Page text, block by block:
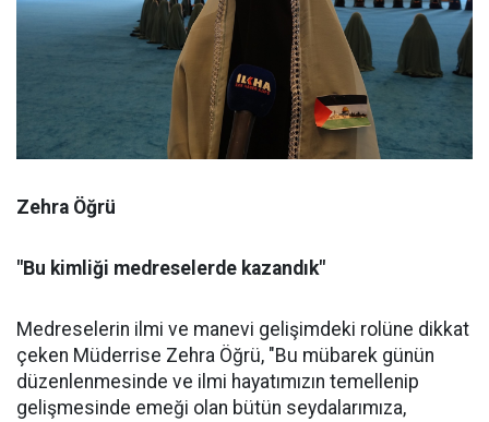
Zehra Öğrü
"Bu kimliği medreselerde kazandık"
Medreselerin ilmi ve manevi gelişimdeki rolüne dikkat
çeken Müderrise Zehra Öğrü, "Bu mübarek günün
düzenlenmesinde ve ilmi hayatımızın temellenip
gelişmesinde emeği olan bütün seydalarımıza,